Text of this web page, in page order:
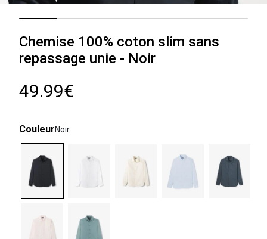
Chemise 100% coton slim sans
repassage unie - Noir
49.99€
CouleurNoir